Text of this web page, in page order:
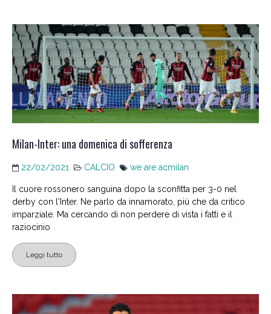
Milan-Inter: una domenica di sofferenza
22/02/2021 CALCIO we are acmilan
Il cuore rossonero sanguina dopo la sconfitta per 3-0 nel
derby con l'Inter. Ne parlo da innamorato, più che da critico
imparziale. Ma cercando di non perdere di vista i fatti e il
raziocinio
Leggi tutto